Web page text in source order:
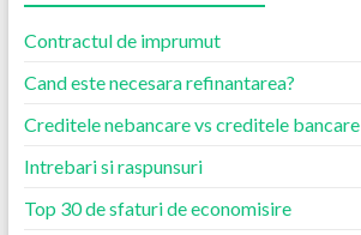
Contractul de imprumut
Cand este necesara refinantarea?
Creditele nebancare vs creditele bancare
Intrebari si raspunsuri
Top 30 de sfaturi de economisire